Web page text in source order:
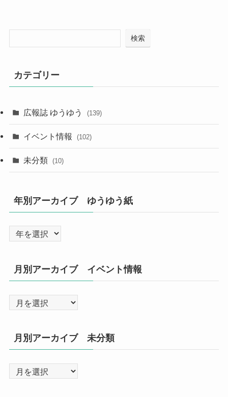
検索
カテゴリー
広報誌 ゆうゆう (139)
イベント情報 (102)
未分類 (10)
年別アーカイブ ゆうゆう紙
月別アーカイブ イベント情報
月別アーカイブ 未分類